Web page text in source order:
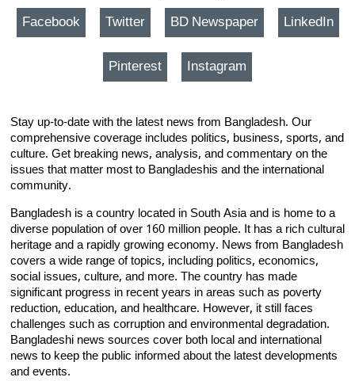
Facebook Twitter BD Newspaper LinkedIn
Pinterest Instagram
Stay up-to-date with the latest news from Bangladesh. Our
comprehensive coverage includes politics, business, sports, and
culture. Get breaking news, analysis, and commentary on the
issues that matter most to Bangladeshis and the international
community.
Bangladesh is a country located in South Asia and is home to a
diverse population of over 160 million people. It has a rich cultural
heritage and a rapidly growing economy. News from Bangladesh
covers a wide range of topics, including politics, economics,
social issues, culture, and more. The country has made
significant progress in recent years in areas such as poverty
reduction, education, and healthcare. However, it still faces
challenges such as corruption and environmental degradation.
Bangladeshi news sources cover both local and international
news to keep the public informed about the latest developments
and events.